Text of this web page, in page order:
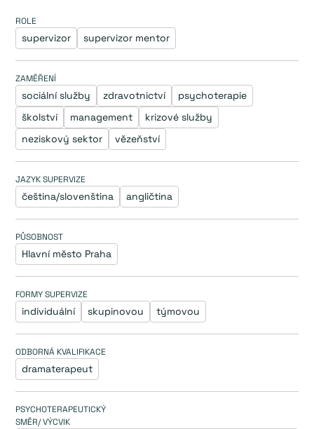
ROLE
supervizor supervizor mentor
ZAMĚŘENÍ
sociální služby zdravotnictví
psychoterapie
školství
management
krizové služby
neziskový sektor
vězeňství
JAZYK SUPERVIZE
čeština/slovenština angličtina
PŮSOBNOST
Hlavní město Praha
FORMY SUPERVIZE
individuální skupinovou týmovou
ODBORNÁ KVALIFIKACE
dramaterapeut
PSYCHOTERAPEUTICKÝ
SMĚR/ VÝCVIK